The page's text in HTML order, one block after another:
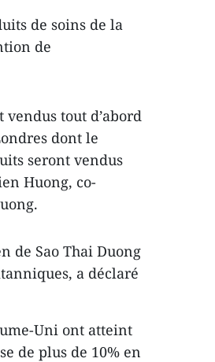
de soins de la
de
vendus tout d’abord
dont le
seront vendus
Huong, co-
de Sao Thai Duong
a déclaré
Uni ont atteint
de plus de 10% en